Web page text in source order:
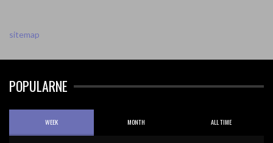
sitemap
POPULARNE
WEEK MONTH ALL TIME